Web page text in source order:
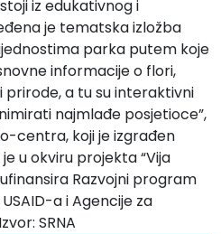
iz edukativnog i
je tematska izložba
parka putem koje
informacije o flori,
prirode, a tu su interaktivni
najmlađe posjetioce”,
centra, koji je izgrađen
u okviru projekta “Vija
Razvojni program
a i Agencije za
SRNA